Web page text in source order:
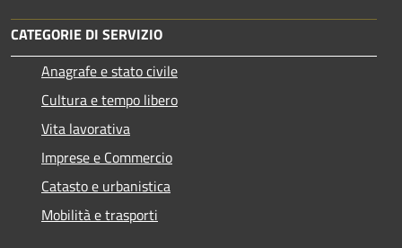
CATEGORIE DI SERVIZIO
Anagrafe e stato civile
Cultura e tempo libero
Vita lavorativa
Imprese e Commercio
Catasto e urbanistica
Mobilità e trasporti